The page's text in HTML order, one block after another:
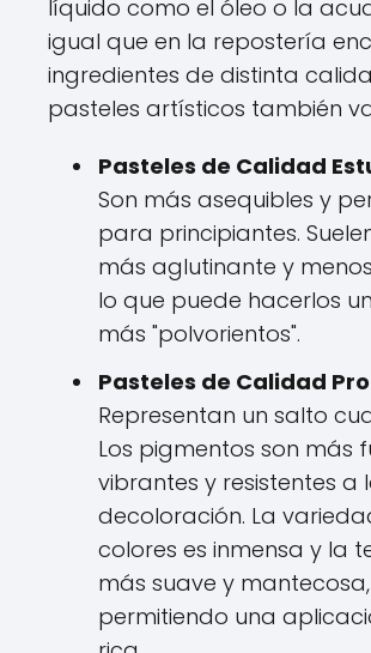
líquido como el óleo o la
igual que en la repostería
ingredientes de distinta
pasteles artísticos también
Pasteles de Calidad
Son más asequibles y
para principiantes.
más aglutinante y
lo que puede hacerlos
más "polvorientos".
Pasteles de Calidad
Representan un salto
Los pigmentos son más
vibrantes y resistentes a
decoloración. La
colores es inmensa y la
más suave y mantecosa,
permitiendo una